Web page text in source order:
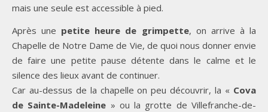
mais une seule est accessible à pied.
Après une petite heure de grimpette, on arrive à la
Chapelle de Notre Dame de Vie, de quoi nous donner envie
de faire une petite pause détente dans le calme et le
silence des lieux avant de continuer.
Car au-dessus de la chapelle on peu découvrir, la « Cova
de Sainte-Madeleine » ou la grotte de Villefranche-de-